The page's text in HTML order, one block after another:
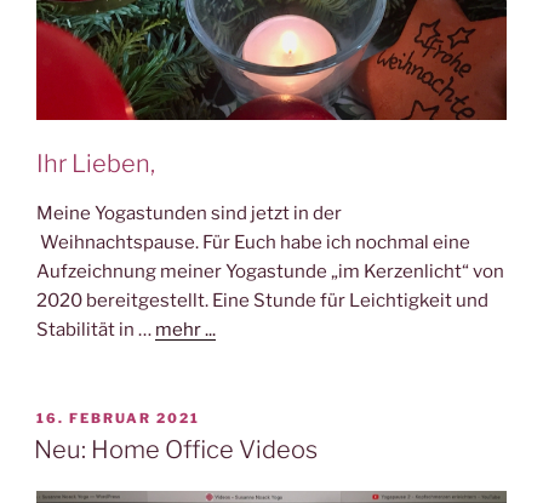
Ihr Lieben,
Meine Yogastunden sind jetzt in der
Weihnachtspause. Für Euch habe ich nochmal eine
Aufzeichnung meiner Yogastunde „im Kerzenlicht“ von
2020 bereitgestellt. Eine Stunde für Leichtigkeit und
Stabilität in … mehr ...
VERÖFFENTLICHT
AM
16. FEBRUAR 2021
Neu: Home Office Videos